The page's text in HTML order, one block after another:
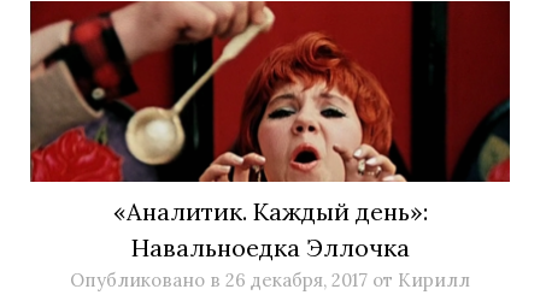
«Аналитик. Каждый день»:
Навальноедка Эллочка
Опубликовано в 26 декабря, 2017 от Кирилл